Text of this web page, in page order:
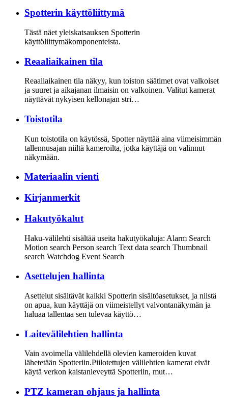
Spotterin käyttöliittymä
Tästä näet yleiskatsauksen Spotterin
käyttöliittymäkomponenteista.
Reaaliaikainen tila
Reaaliaikainen tila näkyy, kun toiston säätimet ovat valkoiset
ja suuret ja aikajanan ilmaisin on valkoinen. Valitut kamerat
näyttävät nykyisen kellonajan stri…
Toistotila
Kun toistotila on käytössä, Spotter näyttää aina viimeisimmän
tallennusajan niiltä kameroilta, jotka käyttäjä on valinnut
näkymään.
Materiaalin vienti
Kirjanmerkit
Hakutyökalut
Haku-välilehti sisältää useita hakutyökaluja: Alarm Search
Motion search Person search Text data search Thumbnail
search Watchdog Event Search
Asettelujen hallinta
Asettelut sisältävät kaikki Spotterin sisältöasetukset, ja niistä
on apua, kun käyttäjä on viimeistellyt valvontanäkymän ja
haluaa tallentaa sen tulevaa käyttö…
Laitevälilehtien hallinta
Vain avoimella välilehdellä olevien kameroiden kuvat
lähetetään Spotteriin.Piilotettujen välilehtien kamerat eivät
käytä verkon kaistanleveyttä Spotteriin, mut…
PTZ kameran ohjaus ja hallinta